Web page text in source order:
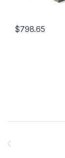
$798.65